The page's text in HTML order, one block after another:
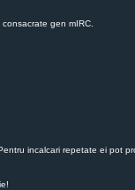
gen mIRC.
incalcari repetate ei pot